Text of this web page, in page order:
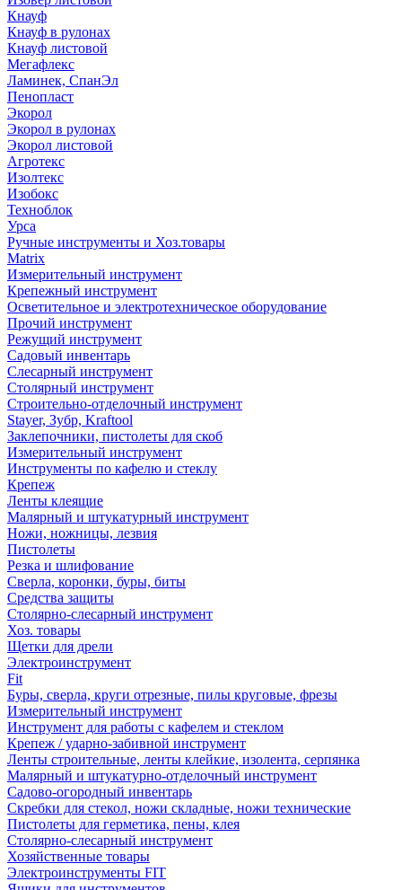
Кнауф
Кнауф в рулонах
Кнауф листовой
Мегафлекс
Ламинек, СпанЭл
Пенопласт
Экорол
Экорол в рулонах
Экорол листовой
Агротекс
Изолтекс
Изобокс
Техноблок
Урса
Ручные инструменты и Хоз.товары
Matrix
Измерительный инструмент
Крепежный инструмент
Осветительное и электротехническое оборудование
Прочий инструмент
Режущий инструмент
Садовый инвентарь
Слесарный инструмент
Столярный инструмент
Строительно-отделочный инструмент
Stayer, Зубр, Kraftool
Заклепочники, пистолеты для скоб
Измерительный инструмент
Инструменты по кафелю и стеклу
Крепеж
Ленты клеящие
Малярный и штукатурный инструмент
Ножи, ножницы, лезвия
Пистолеты
Резка и шлифование
Сверла, коронки, буры, биты
Средства защиты
Столярно-слесарный инструмент
Хоз. товары
Щетки для дрели
Электроинструмент
Fit
Буры, сверла, круги отрезные, пилы круговые, фрезы
Измерительный инструмент
Инструмент для работы с кафелем и стеклом
Крепеж / ударно-забивной инструмент
Ленты строительные, ленты клейкие, изолента, серпянка
Малярный и штукатурно-отделочный инструмент
Садово-огородный инвентарь
Скребки для стекол, ножи складные, ножи технические
Пистолеты для герметика, пены, клея
Столярно-слесарный инструмент
Хозяйственные товары
Электроинструменты FIT